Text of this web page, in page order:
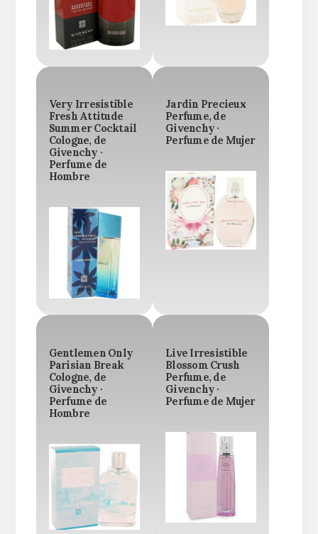
Very Irresistible
Fresh Attitude
Summer Cocktail
Cologne, de
Givenchy ·
Perfume de
Hombre
Jardin Precieux
Perfume, de
Givenchy ·
Perfume de Mujer
Gentlemen Only
Parisian Break
Cologne, de
Givenchy ·
Perfume de
Hombre
Live Irresistible
Blossom Crush
Perfume, de
Givenchy ·
Perfume de Mujer